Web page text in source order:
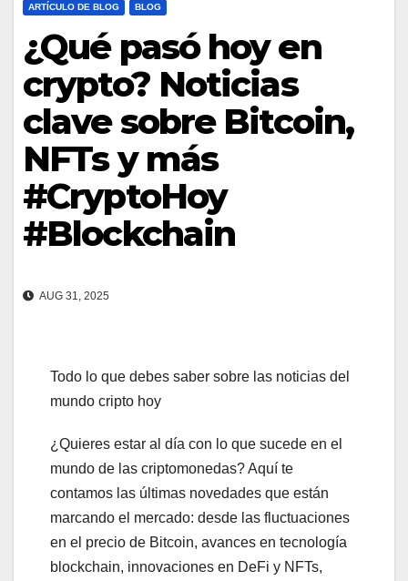
ARTÍCULO DE BLOG BLOG
¿Qué pasó hoy en
crypto? Noticias
clave sobre Bitcoin,
NFTs y más
#CryptoHoy
#Blockchain
AUG 31, 2025
Todo lo que debes saber sobre las noticias del
mundo cripto hoy
¿Quieres estar al día con lo que sucede en el
mundo de las criptomonedas? Aquí te
contamos las últimas novedades que están
marcando el mercado: desde las fluctuaciones
en el precio de Bitcoin, avances en tecnología
blockchain, innovaciones en DeFi y NFTs,